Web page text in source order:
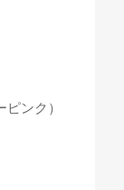
ンク）